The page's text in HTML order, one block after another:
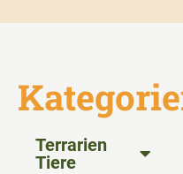
Terrarien
Tiere